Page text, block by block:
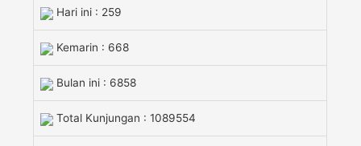
Hari ini : 259
Kemarin : 668
Bulan ini : 6858
Total Kunjungan : 1089554